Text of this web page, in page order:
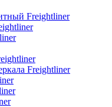
Freightliner
Freightliner